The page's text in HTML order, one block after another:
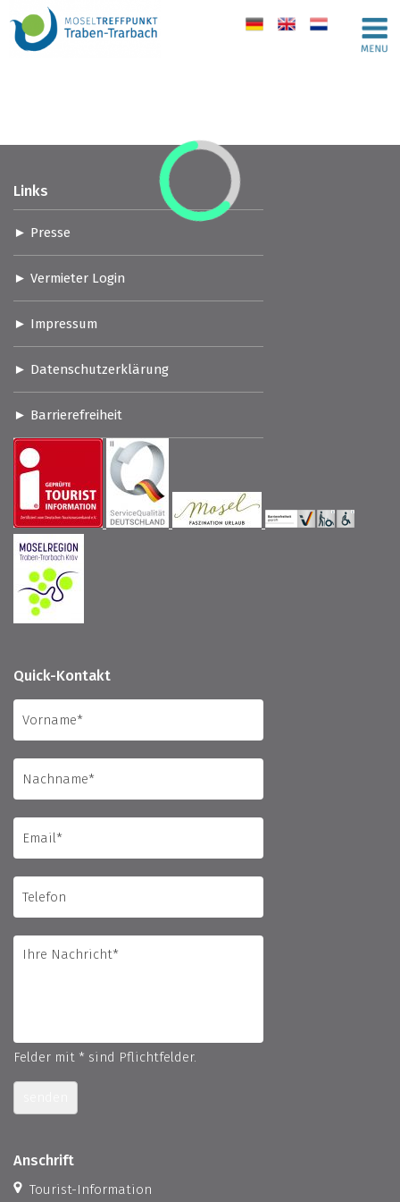
de en nl
Links
Presse
Vermieter Login
Impressum
Datenschutzerklärung
Barrierefreiheit
Quick-Kontakt
Felder mit * sind Pflichtfelder.
Anschrift
Tourist-Information